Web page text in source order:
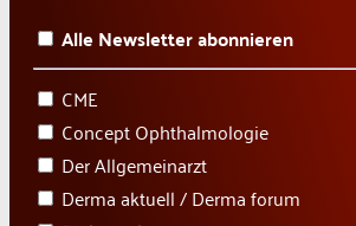
Alle Newsletter abonnieren
CME
Concept Ophthalmologie
Der Allgemeinarzt
Derma aktuell / Derma forum